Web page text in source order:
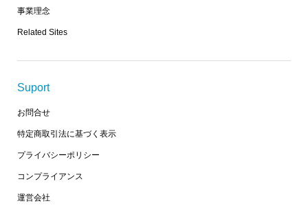
事業理念
Related Sites
Suport
お問合せ
特定商取引法に基づく表示
プライバシーポリシー
コンプライアンス
運営会社